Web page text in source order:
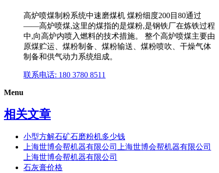
高炉喷煤制粉系统中速磨煤机 煤粉细度200目80通过
——高炉喷煤,这里的煤指的是煤粉,是钢铁厂在炼铁过程
中,向高炉内喷入燃料的技术措施。 整个高炉喷煤主要由
原煤贮运、煤粉制备、煤粉输送、煤粉喷吹、干燥气体
制备和供气动力系统组成。
联系电话: 180 3780 8511
Menu
相关文章
小型方解石矿石磨粉机多少钱
上海世博会帮机器有限公司上海世博会帮机器有限公司
上海世博会帮机器有限公司
石灰膏价格